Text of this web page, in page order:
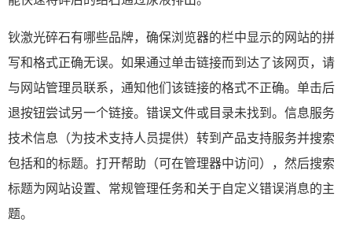
钬激光碎石有哪些品牌，确保浏览器的栏中显示的网站的拼
写和格式正确无误。如果通过单击链接而到达了该网页，请
与网站管理员联系，通知他们该链接的格式不正确。单击后
退按钮尝试另一个链接。错误文件或目录未找到。信息服务
技术信息（为技术支持人员提供）转到产品支持服务并搜索
包括和的标题。打开帮助（可在管理器中访问），然后搜索
标题为网站设置、常规管理任务和关于自定义错误消息的主
题。